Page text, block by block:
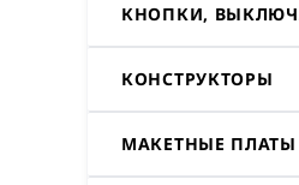
КНОПКИ,
КОНСТРУКТОРЫ
МАКЕТНЫЕ ПЛАТЫ